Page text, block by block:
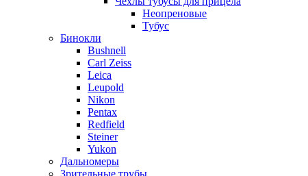
Неопреновые
Тубус
Бинокли
Bushnell
Carl Zeiss
Leica
Leupold
Nikon
Pentax
Redfield
Steiner
Yukon
Дальномеры
Зрительные трубы